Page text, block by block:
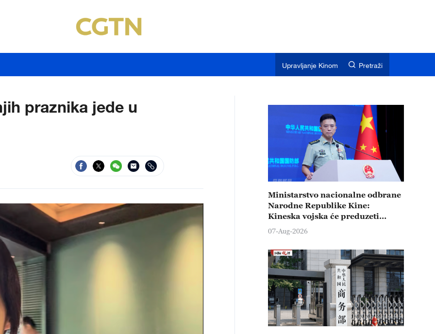
Upravljanje Kinom Pretraži
praznika jede u
Ministarstvo nacionalne odbrane
Narodne Republike Kine:
Kineska vojska će preduzeti
čvrste kontramere protiv svih
provokativnih pokušaja
izazivanja nemira
07-Aug-2026